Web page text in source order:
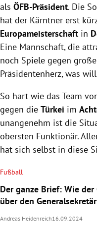
Untermenü
als ÖFB-Präsident. Die
hat der Kärntner erst
Europameisterschaft in
Eine Mannschaft, die
noch Spiele gegen
Präsidentenherz, was
So hart wie das Team
gegen die Türkei im
unangenehm ist die
obersten Funktionär.
hat sich selbst in diese
Fußball
Der ganze Brief: Wie der
über den
Andreas Heidenreich16.09.2024